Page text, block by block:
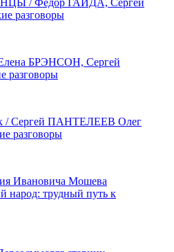
/ Фёдор ГАЙДА, Сергей
разговоры
БРЭНСОН, Сергей
/ Сергей ПАНТЕЛЕЕВ Олег
разговоры
Ивановича Мошева
народ: трудный путь к